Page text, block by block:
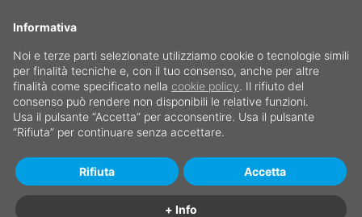
Informativa
Noi e terze parti selezionate utilizziamo cookie o tecnologie simili
per finalità tecniche e, con il tuo consenso, anche per altre
finalità come specificato nella cookie policy. Il rifiuto del
consenso può rendere non disponibili le relative funzioni.
Usa il pulsante “Accetta” per acconsentire. Usa il pulsante
“Rifiuta” per continuare senza accettare.
+ Info
Rifiuta Accetta